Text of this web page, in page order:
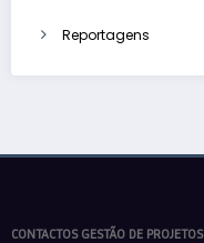
Reportagens
CONTACTOS GESTÃO DE PROJETOS